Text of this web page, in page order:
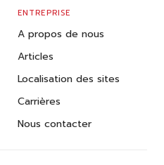
ENTREPRISE
A propos de nous
Articles
Localisation des sites
Carrières
Nous contacter